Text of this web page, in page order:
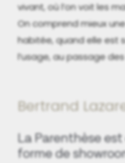
vivant, où l’on voit les
On comprend mieux
habitée, quand elle est
l’usage, au passage
Bertrand
La Parenthèse
forme de